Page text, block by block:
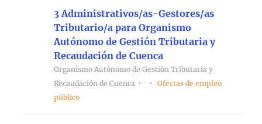
3 Administrativos/as-Gestores/as
Tributario/a para Organismo
Autónomo de Gestión Tributaria y
Recaudación de Cuenca
Organismo Autónomo de Gestión Tributaria y
Recaudación de Cuenca
Ofertas de empleo
público